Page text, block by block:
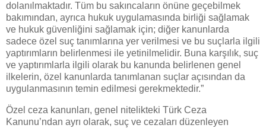
dolanılmaktadır. Tüm bu sakıncaların önüne geçebilmek
bakımından, ayrıca hukuk uygula­masında birliği sağlamak
ve hukuk güvenliğini sağlamak için; diğer kanun­larda
sadece özel suç tanımlarına yer verilmesi ve bu suçlarla ilgili
yaptı­rımların belirlenmesi ile yetinilmelidir. Buna karşılık, suç
ve yaptırımlarla ilgili olarak bu kanunda belirlenen genel
ilkelerin, özel kanunlarda tanımla­nan suçlar açısından da
uygulanmasının temin edilmesi gerekmektedir.”
Özel ceza kanunları, genel nitelikteki Türk Ceza
Kanunu’ndan ayrı olarak, suç ve cezaları düzenleyen